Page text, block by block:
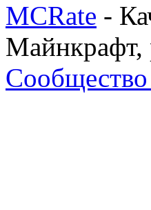
MCRate -
Майнкрафт,